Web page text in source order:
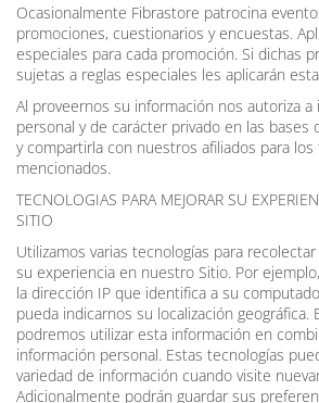
Ocasionalmente Fibrastore patrocina
promociones, cuestionarios y encuestas.
especiales para cada promoción. Si dichas
sujetas a reglas especiales les aplicarán
Al proveernos su información nos autoriza
personal y de carácter privado en las bases
y compartirla con nuestros afiliados para los
mencionados.
TECNOLOGIAS PARA MEJORAR SU
SITIO
Utilizamos varias tecnologías para
su experiencia en nuestro Sitio. Por
la dirección IP que identifica a su
pueda indicarnos su localización geográfica.
podremos utilizar esta información en
información personal. Estas tecnologías
variedad de información cuando visite
Adicionalmente podrán guardar sus